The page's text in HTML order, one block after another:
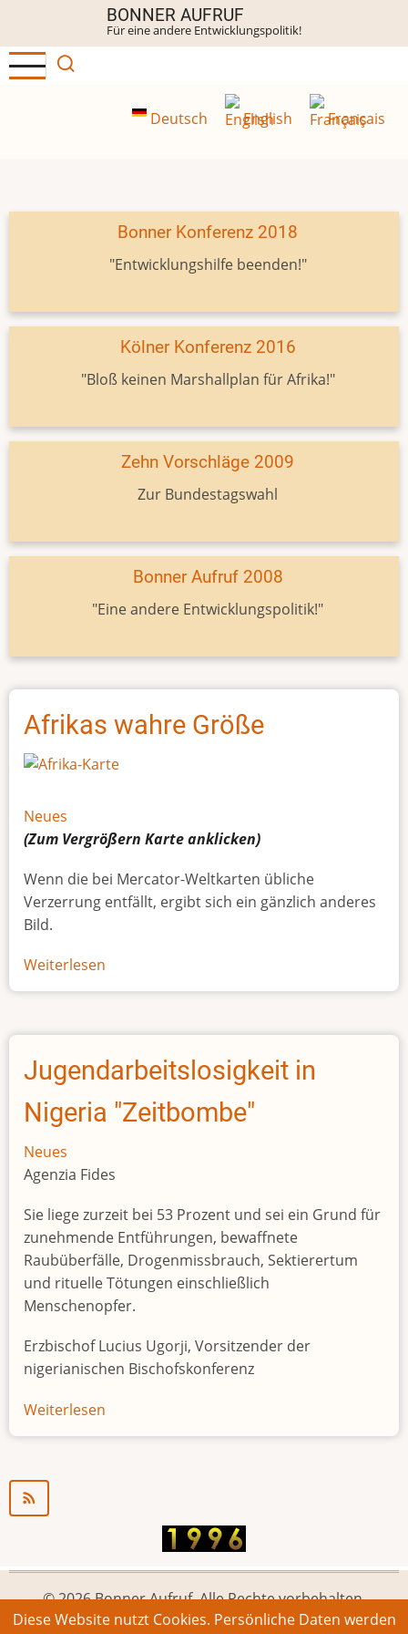
Inhalt
BONNER AUFRUF
Für eine andere Entwicklungspolitik!
Deutsch English Français
Bonner Konferenz 2018
"Entwicklungshilfe beenden!"
Kölner Konferenz 2016
"Bloß keinen Marshallplan für Afrika!"
Zehn Vorschläge 2009
Zur Bundestagswahl
Bonner Aufruf 2008
"Eine andere Entwicklungspolitik!"
Afrikas wahre Größe
Neues
(Zum Vergrößern Karteanklicken)
Wenn die bei Mercator-Weltkarten übliche
Verzerrung entfällt, ergibt sich ein gänzlich anderes
Bild.
Weiterlesen
Afrikas
Größe
Jugendarbeitslosigkeit in
Nigeria "Zeitbombe"
Neues
Agenzia Fides
Sie liege zurzeit bei 53 Prozent und sei ein Grund für
zunehmende Entführungen, bewaffnete
Raubüberfälle, Drogenmissbrauch, Sektierertum
und rituelle Tötungen einschließlich
Menschenopfer.
Erzbischof Lucius Ugorji, Vorsitzender der
nigerianischen Bischofskonferenz
Weiterlesen
Jugendarbeitslosigkeit
© 2026 Bonner Aufruf. Alle Rechte vorbehalten.
Diese Website nutzt Cookies. Persönliche Daten werden